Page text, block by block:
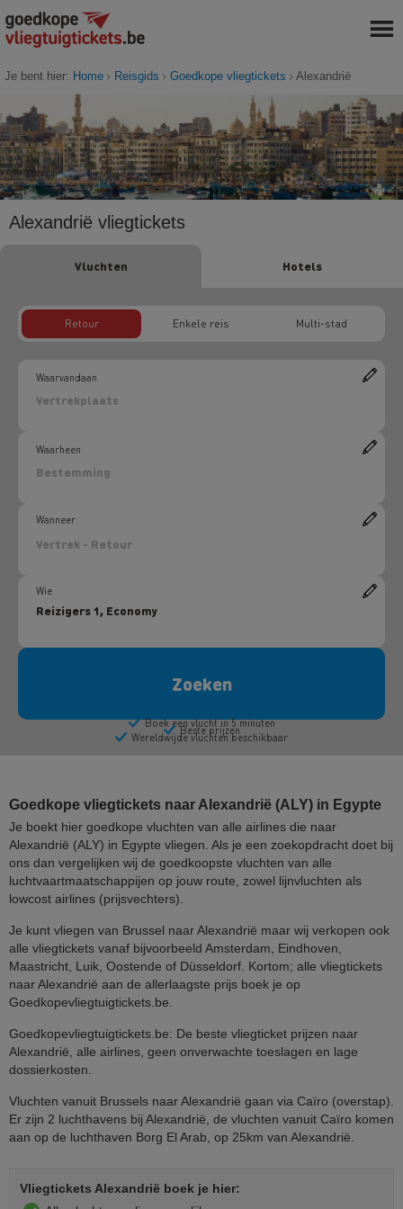
Je bent hier: Home Reisgids Goedkope vliegtickets Alexandrië
Alexandrië vliegtickets
Goedkope vliegtickets naar Alexandrië (ALY) in Egypte
Je boekt hier goedkope vluchten van alle airlines die naar
Alexandrië (ALY) in Egypte vliegen. Als je een zoekopdracht doet bij
ons dan vergelijken wij de goedkoopste vluchten van alle
luchtvaartmaatschappijen op jouw route, zowel lijnvluchten als
lowcost airlines (prijsvechters).
Je kunt vliegen van Brussel naar Alexandrië maar wij verkopen ook
alle vliegtickets vanaf bijvoorbeeld Amsterdam, Eindhoven,
Maastricht, Luik, Oostende of Düsseldorf. Kortom; alle vliegtickets
naar Alexandrië aan de allerlaagste prijs boek je op
Goedkopevliegtuigtickets.be.
Goedkopevliegtuigtickets.be: De beste vliegticket prijzen naar
Alexandrië, alle airlines, geen onverwachte toeslagen en lage
dossierkosten.
Vluchten vanuit Brussels naar Alexandrië gaan via Caïro (overstap).
Er zijn 2 luchthavens bij Alexandrië, de vluchten vanuit Caïro komen
aan op de luchthaven Borg El Arab, op 25km van Alexandrië.
Vliegtickets Alexandrië boek je hier: